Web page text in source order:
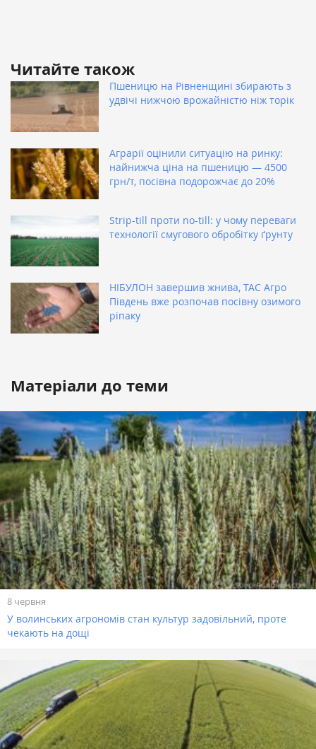
Читайте також
Пшеницю на Рівненщині збирають з
удвічі нижчою врожайністю ніж торік
Аграрії оцінили ситуацію на ринку:
найнижча ціна на пшеницю — 4500
грн/т, посівна подорожчає до 20%
Strip-till проти no-till: у чому переваги
технології смугового обробітку ґрунту
НІБУЛОН завершив жнива, ТАС Агро
Південь вже розпочав посівну озимого
ріпаку
Матеріали до теми
8 червня
У волинських агрономів стан культур задовільний, проте
чекають на дощі